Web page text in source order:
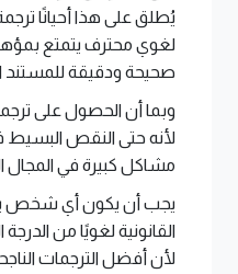
يُطلق على هذا أحيانًا
لغوي محترف يتمتع
صحيحة ودقيقة للمستند
وبما أن الحصول على
لأنه حتى النقص
مشاكل كبيرة في المجال
يجب أن يكون أي شخص
القانونية لغويًا من
لأن أفضل الترجمات